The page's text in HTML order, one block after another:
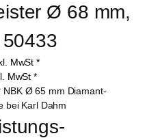
Ø 68 mm,
MwSt *
MwSt *